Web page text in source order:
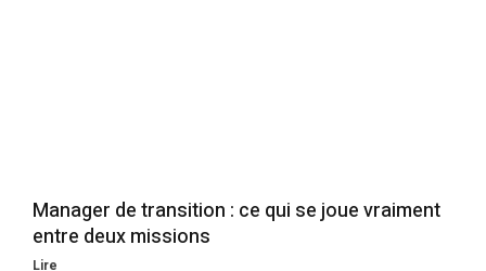
Manager de transition : ce qui se joue vraiment
entre deux missions
Lire